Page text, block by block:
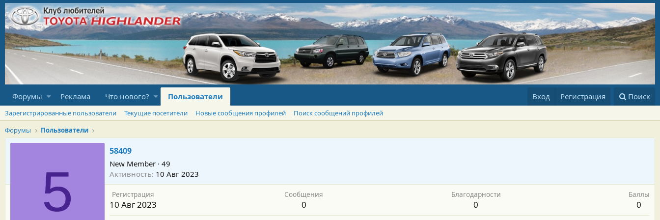
Форумы Реклама Что нового? Пользователи Вход Регистрация Поиск
Зарегистрированные пользователи Текущие посетители Новые сообщения профилей
Поиск сообщений профилей
Форумы
Пользователи
5
58409
New Member · 49
Активность 10 Авг 2023
Регистрация
10 Авг 2023
Сообщения
0
Благодарности
0
Баллы
0